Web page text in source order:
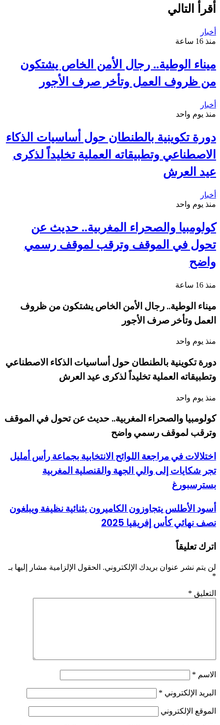
أقرأ التالي
أخبار
منذ 16 ساعة
ميناء الوطية.. رجال الأمن الخاص يشتكون
من ظروف العمل وتأخر صرف الأجور
أخبار
منذ يوم واحد
دورة تكوينية بالطنطان حول أساسيات الذكاء
الاصطناعي وتطبيقاته العملية تخليداً لذكرى
عيد العرش
أخبار
منذ يوم واحد
كولومبيا والصحراء المغربية.. حديث عن
تحول في الموقف وترقب لموقف رسمي
واضح
منذ 16 ساعة
ميناء الوطية.. رجال الأمن الخاص يشتكون من ظروف
العمل وتأخر صرف الأجور
منذ يوم واحد
دورة تكوينية بالطنطان حول أساسيات الذكاء الاصطناعي
وتطبيقاته العملية تخليداً لذكرى عيد العرش
منذ يوم واحد
كولومبيا والصحراء المغربية.. حديث عن تحول في الموقف
وترقب لموقف رسمي واضح
اختلالات في مراجعة اللوائح الانتخابية بجماعة رأس أمليل
تجر شكايات إلى والي الجهة والقنصلية المغربية
بسترسبورغ
أسود الأطلس يتجاوزون الكاميرون بثنائية نظيفة ويبلغون
نصف نهائي كأس إفريقيا 2025
اترك تعليقاً
لن يتم نشر عنوان بريدك الإلكتروني. الحقول الإلزامية مشار إليها بـ
*
التعليق *
الاسم *
البريد الإلكتروني *
الموقع الإلكتروني